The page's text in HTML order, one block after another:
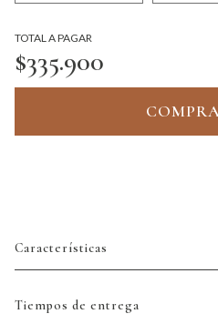
TOTAL A PAGAR
$335.900
Características
Tiempos de entrega